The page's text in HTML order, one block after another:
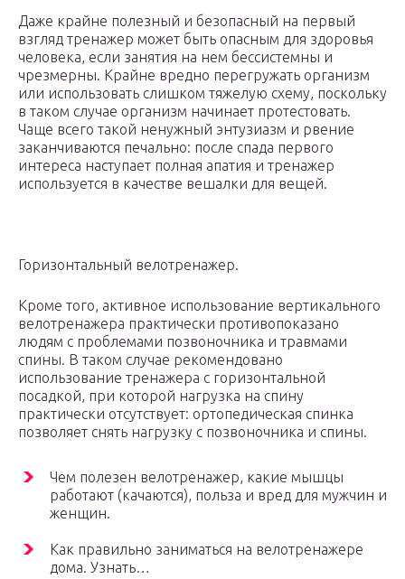
Даже крайне полезный и безопасный на первый
взгляд тренажер может быть опасным для здоровья
человека, если занятия на нем бессистемны и
чрезмерны. Крайне вредно перегружать организм
или использовать слишком тяжелую схему, поскольку
в таком случае организм начинает протестовать.
Чаще всего такой ненужный энтузиазм и рвение
заканчиваются печально: после спада первого
интереса наступает полная апатия и тренажер
используется в качестве вешалки для вещей.
Горизонтальный велотренажер.
Кроме того, активное использование вертикального
велотренажера практически противопоказано
людям с проблемами позвоночника и травмами
спины. В таком случае рекомендовано
использование тренажера с горизонтальной
посадкой, при которой нагрузка на спину
практически отсутствует: ортопедическая спинка
позволяет снять нагрузку с позвоночника и спины.
Чем полезен велотренажер, какие мышцы
работают (качаются), польза и вред для мужчин и
женщин.
Как правильно заниматься на велотренажере
дома. Узнать…